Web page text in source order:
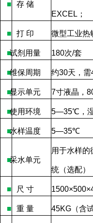
■ 存 储
EXCEL ；
■ 打 印 微型工业热
■试剂用量 180次/套
■维保周期 约30天，需
■显示单元 7寸液晶，
■使用环境 5—35℃，
■水样温度 5—35℃
■采水单元
用于水样的
统（选配）
■ 尺 寸
■ 重 量 45KG （含